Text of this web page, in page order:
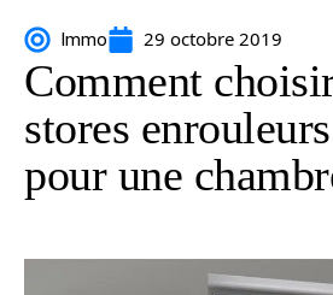
Immo 29 octobre 2019
Comment
stores
pour une